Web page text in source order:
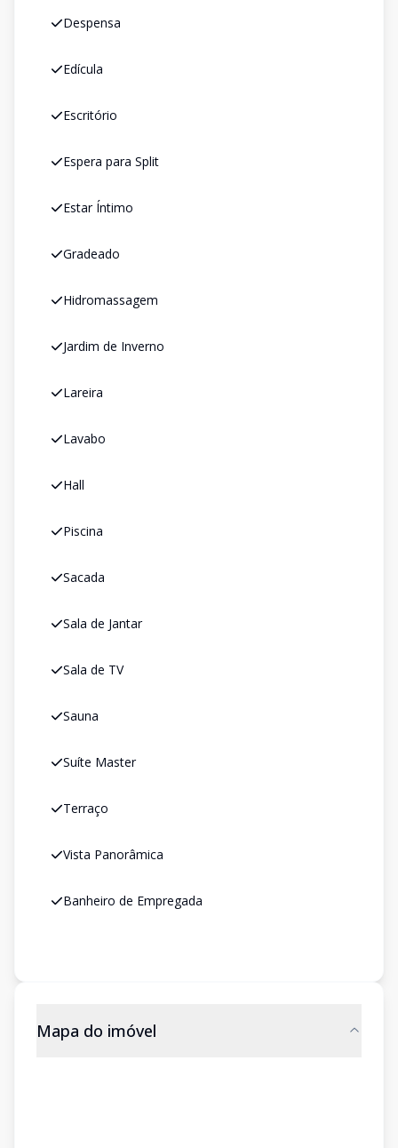
Despensa
Edícula
Escritório
Espera para Split
Estar Íntimo
Gradeado
Hidromassagem
Jardim de Inverno
Lareira
Lavabo
Hall
Piscina
Sacada
Sala de Jantar
Sala de TV
Sauna
Suíte Master
Terraço
Vista Panorâmica
Banheiro de Empregada
Mapa do imóvel